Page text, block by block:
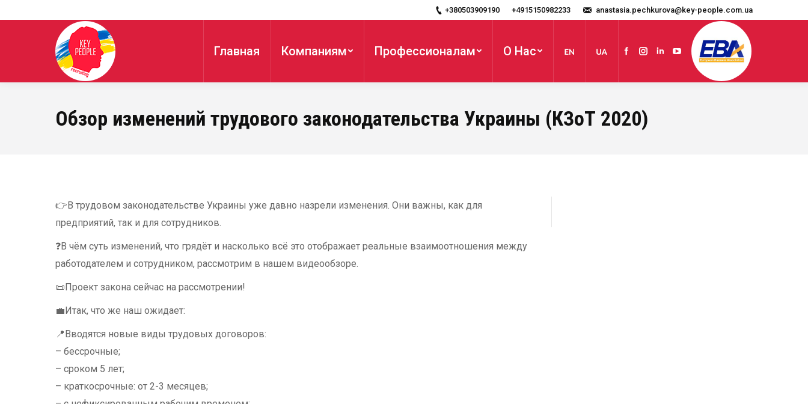
+380503909190 +4915150982233 anastasia.pechkurova@key-people.com.ua
Главная Компаниям Профессионалам О Нас Facebook
Instagram
LinkedinYouTube
Сайт
Обзор изменений трудового законодательства Украины (КЗоТ 2020)
👉В трудовом законодательстве Украины уже давно назрели изменения. Они важны, как для
предприятий, так и для сотрудников.
❓В чём суть изменений, что грядёт и насколько всё это отображает реальные взаимоотношения между
работодателем и сотрудником, рассмотрим в нашем видеообзоре.
📜Проект закона сейчас на рассмотрении!
💼Итак, что же наш ожидает:
📍Вводятся новые виды трудовых договоров:
– бессрочные;
– сроком 5 лет;
– краткосрочные: от 2-3 месяцев;